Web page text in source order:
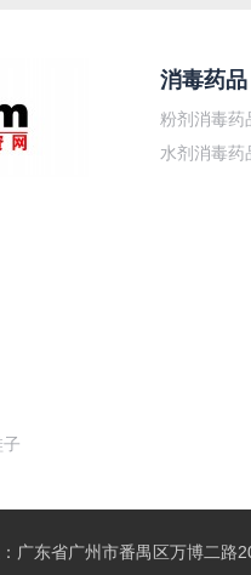
消毒药品
粉剂消毒药
水剂消毒药
广东省广州市番禺区万博二